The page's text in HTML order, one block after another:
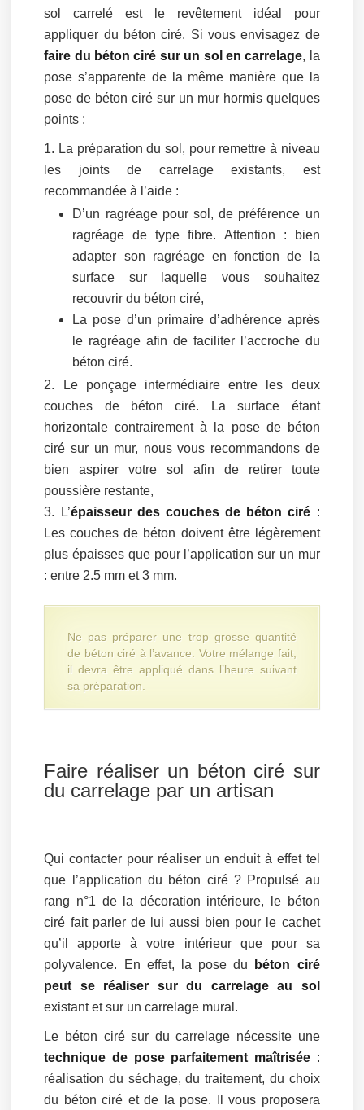
sol carrelé est le revêtement idéal pour
appliquer du béton ciré. Si vous envisagez de
faire du béton ciré sur un sol en carrelage, la
pose s’apparente de la même manière que la
pose de béton ciré sur un mur hormis quelques
points :
La préparation du sol, pour remettre à niveau
les joints de carrelage existants, est
recommandée à l’aide :
D’un ragréage pour sol, de préférence un
ragréage de type fibre. Attention : bien
adapter son ragréage en fonction de la
surface sur laquelle vous souhaitez
recouvrir du béton ciré,
La pose d’un primaire d’adhérence après
le ragréage afin de faciliter l’accroche du
béton ciré.
Le ponçage intermédiaire entre les deux
couches de béton ciré. La surface étant
horizontale contrairement à la pose de béton
ciré sur un mur, nous vous recommandons de
bien aspirer votre sol afin de retirer toute
poussière restante,
L’épaisseur des couches de béton ciré :
Les couches de béton doivent être légèrement
plus épaisses que pour l’application sur un mur
: entre 2.5 mm et 3 mm.
Ne pas préparer une trop grosse quantité
de béton ciré à l’avance. Votre mélange fait,
il devra être appliqué dans l’heure suivant
sa préparation.
Faire réaliser un béton ciré sur
du carrelage par un artisan
Qui contacter pour réaliser un enduit à effet tel
que l’application du béton ciré ? Propulsé au
rang n°1 de la décoration intérieure, le béton
ciré fait parler de lui aussi bien pour le cachet
qu’il apporte à votre intérieur que pour sa
polyvalence. En effet, la pose du
béton ciré
peut se réaliser sur du carrelage au sol
existant et sur un carrelage mural.
Le béton ciré sur du carrelage nécessite une
technique de pose parfaitement maîtrisée:
réalisation du séchage, du traitement, du choix
du béton ciré et de la pose. Il vous proposera